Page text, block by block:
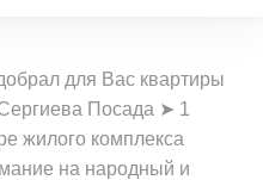
для Вас квартиры
Посада ➤ 1
жилого комплекса
на народный и